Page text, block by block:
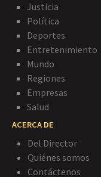
Justicia
Política
Deportes
Entretenimiento
Mundo
Regiones
Empresas
Salud
ACERCA DE
Del Director
Quiénes somos
Contáctenos